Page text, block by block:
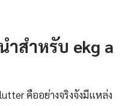
ำสำหรับ ekg a
คืออย่างจริงจังมีแหล่ง